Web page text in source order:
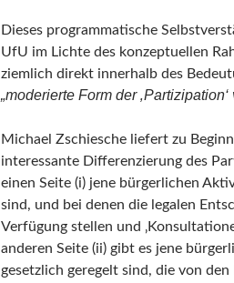
Dieses programmatische
UfU im Lichte des konzeptuellen
ziemlich direkt innerhalb des
„moderierte Form der ‚Partizipation‘
Michael Zschiesche liefert zu
interessante Differenzierung des
einen Seite (i) jene bürgerlichen
sind, und bei denen die legalen
Verfügung stellen und
anderen Seite (ii) gibt es jene
gesetzlich geregelt sind, die von